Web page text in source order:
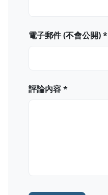
電子郵件 (不會公開) *
評論內容 *